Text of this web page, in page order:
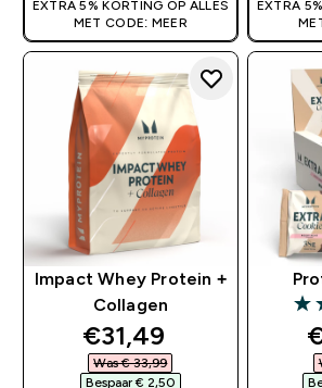
EXTRA 5% KORTING OP ALLES
MET CODE: MEER
EXTRA
Impact Whey Protein +
Collagen
discounted price
€31,49‎
Was € 33,99‎
Bespaar € 2,50‎
4